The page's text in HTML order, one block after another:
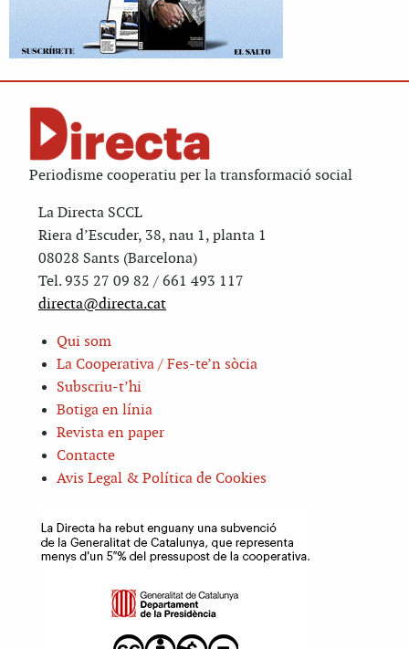
Periodisme cooperatiu per la transformació social
La Directa SCCL
Riera d’Escuder, 38, nau 1, planta 1
08028 Sants (Barcelona)
Tel. 935 27 09 82 / 661 493 117
directa@directa.cat
Qui som
La Cooperativa / Fes-te’n sòcia
Subscriu-t’hi
Botiga en línia
Revista en paper
Contacte
Avis Legal & Política de Cookies